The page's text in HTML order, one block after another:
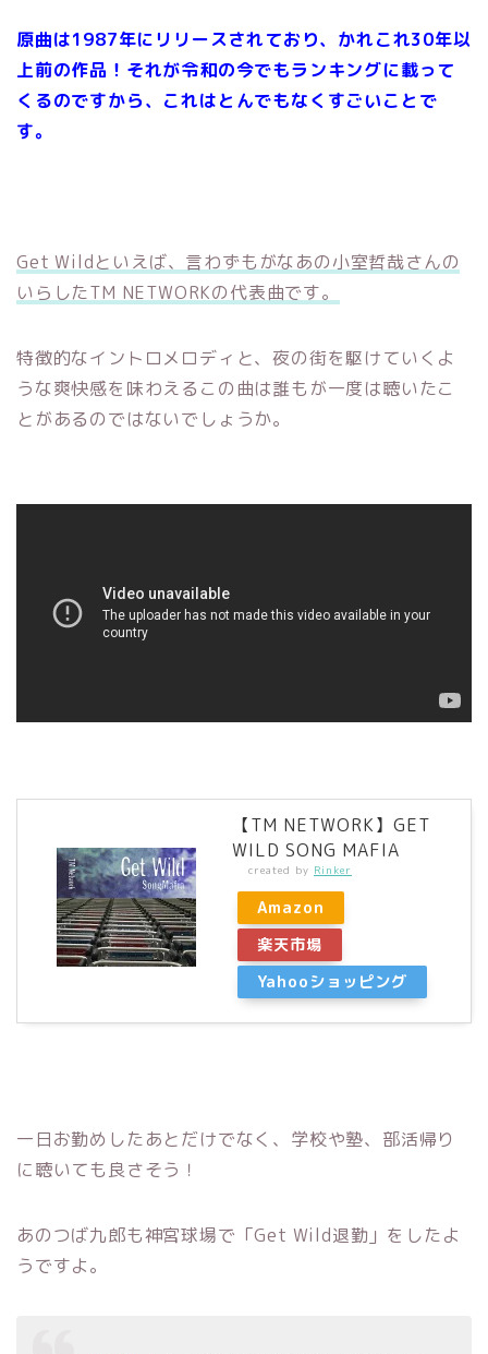
原曲は1987年にリリースされており、かれこれ30年以
上前の作品！それが令和の今でもランキングに載って
くるのですから、これはとんでもなくすごいことで
す。
Get Wildといえば、言わずもがなあの小室哲哉さんの
いらしたTM NETWORKの代表曲です。
特徴的なイントロメロディと、夜の街を駆けていくよ
うな爽快感を味わえるこの曲は誰もが一度は聴いたこ
とがあるのではないでしょうか。
【TM NETWORK】GET
WILD SONG MAFIA
created by Rinker
Amazon
楽天市場
Yahooショッピング
一日お勤めしたあとだけでなく、学校や塾、部活帰り
に聴いても良さそう！
あのつば九郎も神宮球場で「Get Wild退勤」をしたよ
うですよ。